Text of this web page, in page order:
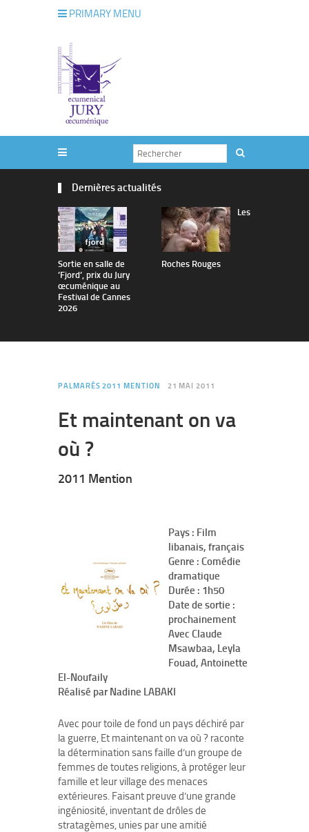
PRIMARY MENU
Dernières actualités
Sortie en salle de
’Fjord’, prix du Jury
œcuménique au
Festival de Cannes
2026
Les
Roches Rouges
PALMARÈS 2011 MENTION 21 MAI 2011
Et maintenant on va
où ?
2011 Mention
Pays : Film
libanais, français
Genre : Comédie
dramatique
Durée : 1h50
Date de sortie :
prochainement
Avec Claude
Msawbaa, Leyla
Fouad, Antoinette
El-Noufaily
Réalisé par Nadine LABAKI
Avec pour toile de fond un pays déchiré par
la guerre, Et maintenant on va où ? raconte
la détermination sans faille d’un groupe de
femmes de toutes religions, à protéger leur
famille et leur village des menaces
extérieures. Faisant preuve d’une grande
ingéniosité, inventant de drôles de
stratagèmes, unies par une amitié